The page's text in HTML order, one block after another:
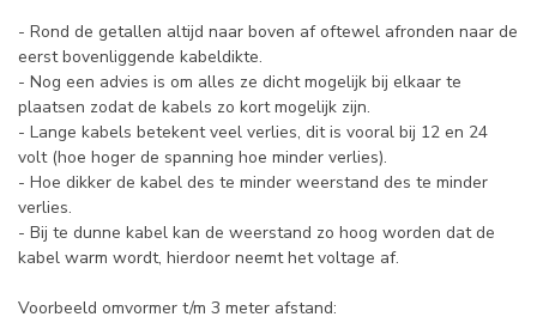
- Rond de getallen altijd naar boven af oftewel afronden naar de
eerst bovenliggende kabeldikte.
- Nog een advies is om alles ze dicht mogelijk bij elkaar te
plaatsen zodat de kabels zo kort mogelijk zijn.
- Lange kabels betekent veel verlies, dit is vooral bij 12 en 24
volt (hoe hoger de spanning hoe minder verlies).
- Hoe dikker de kabel des te minder weerstand des te minder
verlies.
- Bij te dunne kabel kan de weerstand zo hoog worden dat de
kabel warm wordt, hierdoor neemt het voltage af.
Voorbeeld omvormer t/m 3 meter afstand: